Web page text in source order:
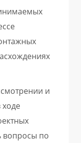
и
вопросы по